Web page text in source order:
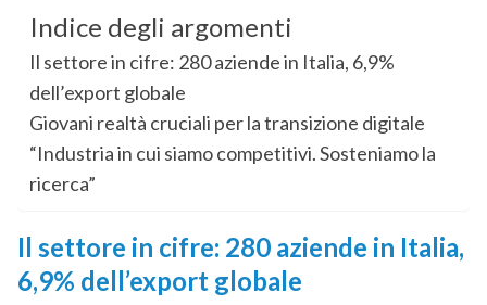
Indice degli argomenti
Il settore in cifre: 280 aziende in Italia, 6,9%
dell’export globale
Giovani realtà cruciali per la transizione digitale
“Industria in cui siamo competitivi. Sosteniamo la
ricerca”
Il settore in cifre: 280 aziende in Italia,
6,9% dell’export globale